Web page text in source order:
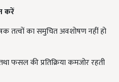
करें
तत्वों का समुचित अवशोषण नहीं हो
फसल की प्रतिक्रिया कमजोर रहती